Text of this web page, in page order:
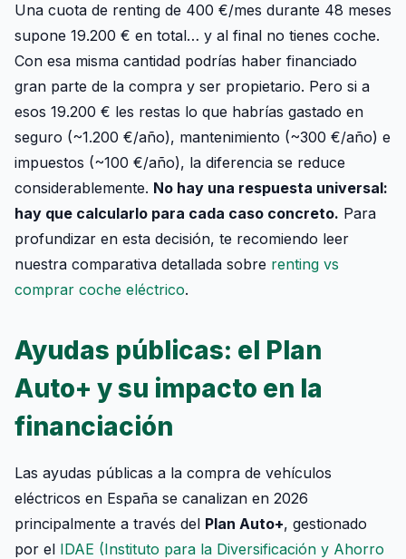
Una cuota de renting de 400 €/mes durante 48 meses
supone 19.200 € en total… y al final no tienes coche.
Con esa misma cantidad podrías haber financiado
gran parte de la compra y ser propietario. Pero si a
esos 19.200 € les restas lo que habrías gastado en
seguro (~1.200 €/año), mantenimiento (~300 €/año) e
impuestos (~100 €/año), la diferencia se reduce
considerablemente. No hay una respuesta universal:
hay que calcularlo para cada caso concreto. Para
profundizar en esta decisión, te recomiendo leer
nuestra comparativa detallada sobre renting vs
comprar coche eléctrico.
Ayudas públicas: el Plan
Auto+ y su impacto en la
financiación
Las ayudas públicas a la compra de vehículos
eléctricos en España se canalizan en 2026
principalmente a través del Plan Auto+, gestionado
por el IDAE (Instituto para la Diversificación y Ahorro